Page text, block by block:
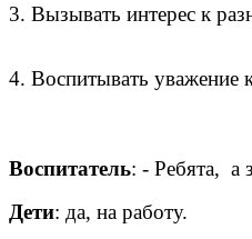
3. Вызывать интерес к
4. Воспитывать уважение
Воспитатель: - Ребята, а
Дети: да, на работу.